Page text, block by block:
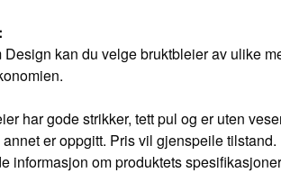
kan du velge bruktbleier av ulike
har gode strikker, tett pul og er uten
er oppgitt. Pris vil gjenspeile tilstand.
informasjon om produktets